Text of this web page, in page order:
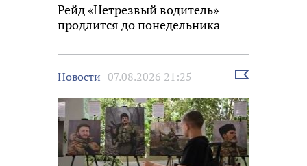
Рейд «Нетрезвый водитель»
продлится до понедельника
Новости 07.08.2026 21:25
Выбрать